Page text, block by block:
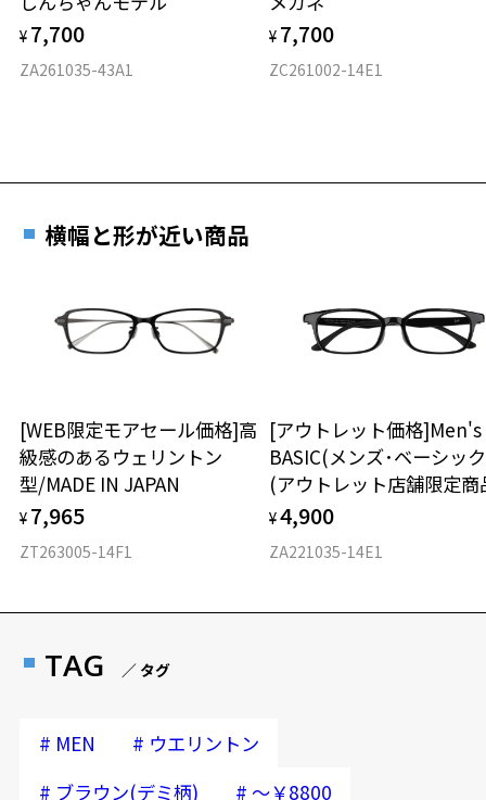
お気に入りリストは
こちら
¥ 7,700
ZA261035-43A1
¥ 7,700
ZC261002-14E1
横幅と形が近い商品
[WEB限定モアセール価格]高
級感のあるウェリントン
型/MADE IN JAPAN
¥ 7,965
ZT263005-14F1
[アウトレット価格]Men's
BASIC(メンズ･ベーシッ
(アウトレット店舗限定商
¥4,900
ZA221035-14E1
TAG ／ タグ
# MEN # ウエリントン
# ブラウン(デミ柄) # ～￥8800